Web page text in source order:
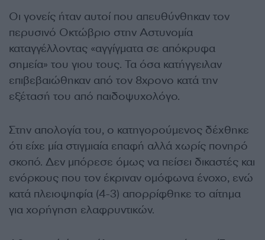
Οι γονείς ήταν αυτοί που απευθύνθηκαν τον
περυσινό Οκτώβριο στην Αστυνομία
καταγγέλλοντας «αγγίγματα σε απόκρυφα
σημεία» του γιου τους. Τα όσα κατήγγειλαν
επιβεβαιώθηκαν από τον 8χρονο κατά την
εξέτασή του από παιδοψυχολόγο.
Στην απολογία του, ο κατηγορούμενος δέχθηκε
ότι είχε μία στιγμιαία επαφή αλλά χωρίς πονηρό
σκοπό. Δεν μπόρεσε όμως να πείσει δικαστές και
ενόρκους που τον έκριναν ομόφωνα ένοχο, ενώ
κατά πλειοψηφία (4-3) απορρίφθηκε το αίτημα
για χορήγηση ελαφρυντικών.